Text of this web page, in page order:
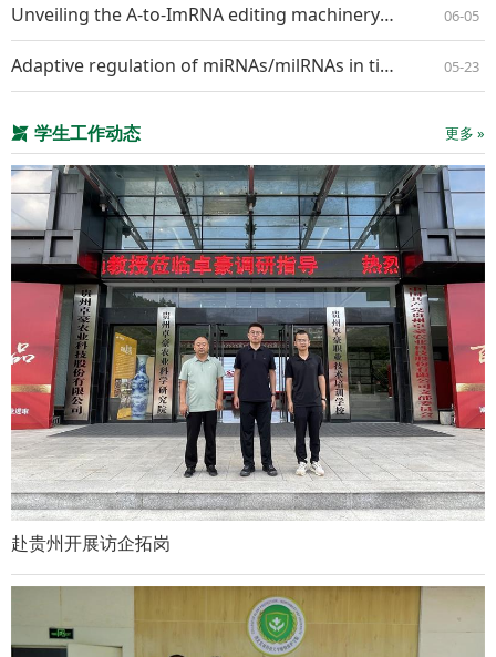
Unveiling the A-to-ImRNA editing machineryand its regulation and evolution in fungi 06-05
Adaptive regulation of miRNAs/milRNAs in tissue specific interaction between apple and Valsa mali 05-23
学生工作动态 更多 »
赴贵州开展访企拓岗